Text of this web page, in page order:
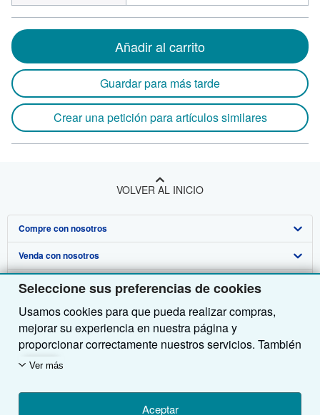
Seleccione sus preferencias de cookies
Usamos cookies para que pueda realizar compras,
mejorar su experiencia en nuestra página y
proporcionar correctamente nuestros servicios. También
utilizamos cookies para comprender el modo en que los
midiendo las visitas al sitio) y así poder realizar
mejoras. Si está de acuerdo, también utilizaremos
Ver más
Aceptar
Añadir al carrito
Guardar para más tarde
Crear una petición para artículos similares
VOLVER AL INICIO
Compre con nosotros
Búsqueda avanzada
Colecciones
Mi cuenta
Mis pedidos
Ver carrito
Venda con nosotros
Comenzar a vender
Únase a nuestro programa de afiliados
Recomiende un vendedor
Sobre nosotros
Sobre IberLibro
Medios
Empleo
Política de Privacidad
Obtener Ayuda
Preguntas frecuentes y guías
Atención al Cliente
Otras compañías de AbeBooks
AbeBooks.com
AbeBooks.co.uk
Siga a IberLibro